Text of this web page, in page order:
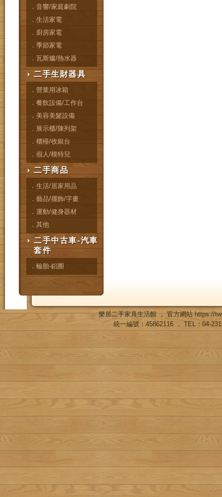
．音響/家庭劇院
．生活家電
．廚房家電
．季節家電
．瓦斯爐/熱水器
二手生財器具
．營業用冰箱
．餐飲設備/工作台
．美容美髮設備
．展示櫃/陳列架
．櫃檯/收銀台
．假人/模特兒
二手商品
．生活/居家用品
．藝品/擺飾/字畫
．運動/健身器材
．其他
二手中古車-汽車
套件
．輪胎-鋁圈
樂居二手家具生活館 ． 官方網站https://
統一編號：45862116 ． TEL：04-